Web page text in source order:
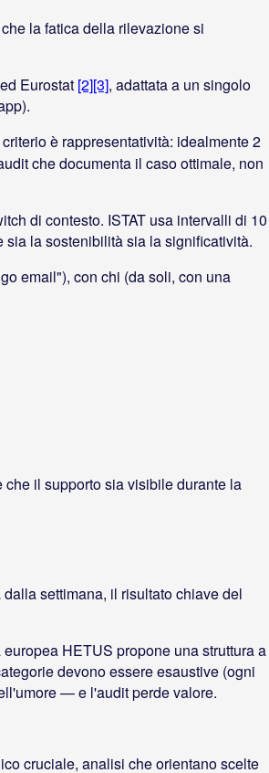
la fatica della rilevazione si
Eurostat [2][3], adattata a un singolo
è rappresentatività: idealmente 2
che documenta il caso ottimale, non
di contesto. ISTAT usa intervalli di 10
la sostenibilità sia la significatività.
email"), con chi (da soli, con una
il supporto sia visibile durante la
settimana, il risultato chiave del
HETUS propone una struttura a
devono essere esaustive (ogni
— e l'audit perde valore.
cruciale, analisi che orientano scelte